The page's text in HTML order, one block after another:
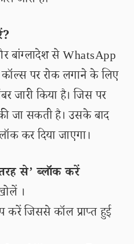
बांग्लादेश से WhatsApp
पर रोक लगाने के लिए
जारी किया है। जिस पर
जा सकती है। उसके बाद
कर दिया जाएगा।
से’ ब्लॉक करें
।
करें जिससे कॉल प्राप्त हुई